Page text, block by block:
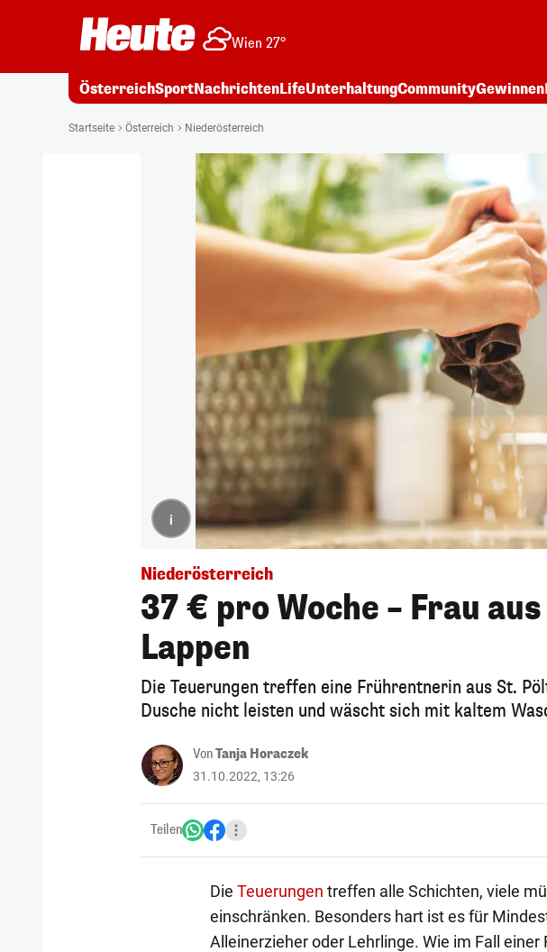
Wien 27°
ÖsterreichSportNachrichtenLifeUnterhaltungCommunityGewinnen
Startseite Österreich Niederösterreich
i
Niederösterreich
37 € pro Woche – Frau
Lappen
Die Teuerungen treffen eine Frührentnerin aus St.
Dusche nicht leisten und wäscht sich mit kaltem
VonTanja Horaczek
31.10.2022, 13:26
Teilen
Die Teuerungen treffen alle Schichten, viele
einschränken. Besonders hart ist es für
Alleinerzieher oder Lehrlinge. Wie im Fall einer